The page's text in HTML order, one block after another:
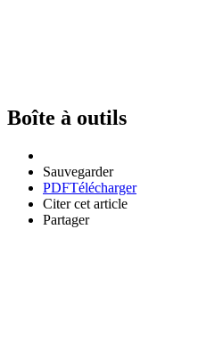
Boîte à outils
Sauvegarder
PDFTélécharger
Citer cet article
Partager